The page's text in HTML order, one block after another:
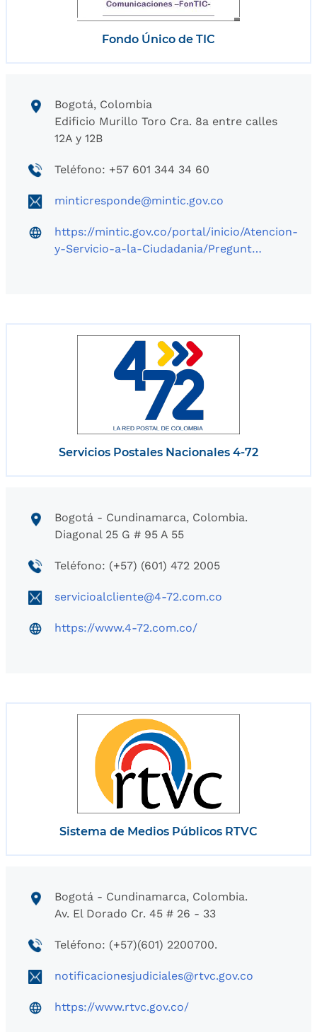
Fondo Único de TIC
Bogotá, Colombia
Edificio Murillo Toro Cra. 8a entre calles
12A y 12B
Teléfono: +57 601 344 34 60
minticresponde@mintic.gov.co
https://mintic.gov.co/portal/inicio/Atencion-
y-Servicio-a-la-Ciudadania/Pregunt…
Servicios Postales Nacionales 4-72
Bogotá - Cundinamarca, Colombia.
Diagonal 25 G # 95 A 55
Teléfono: (+57) (601) 472 2005
servicioalcliente@4-72.com.co
https://www.4-72.com.co/
Sistema de Medios Públicos RTVC
Bogotá - Cundinamarca, Colombia.
Av. El Dorado Cr. 45 # 26 - 33
Teléfono: (+57)(601) 2200700.
notificacionesjudiciales@rtvc.gov.co
https://www.rtvc.gov.co/